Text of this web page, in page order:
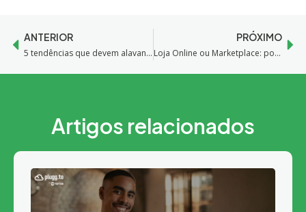
ANTERIOR
5 tendências que devem alavancar o e-commerce em 2021
PRÓXIMO
Loja Online ou Marketplace: por onde começar?
Artigos relacionados